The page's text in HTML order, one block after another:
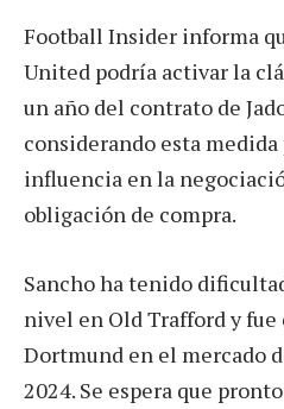
Football Insider informa
United podría activar la
un año del contrato de
considerando esta medida
influencia en la
obligación de compra.
Sancho ha tenido
nivel en Old Trafford y fue
Dortmund en el mercado
2024. Se espera que